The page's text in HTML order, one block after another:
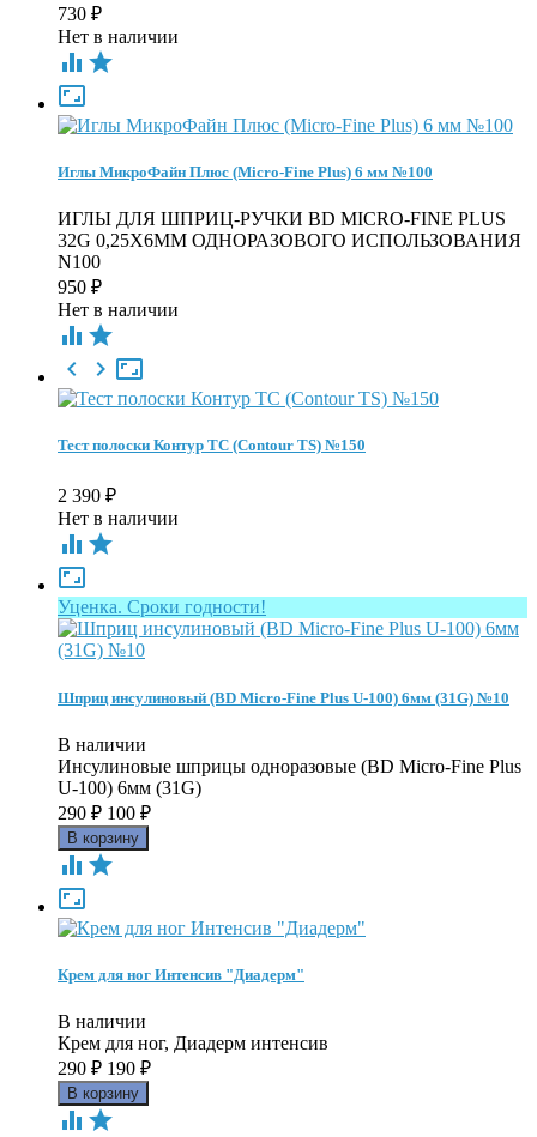
730 ₽
Нет в наличии
 

Иглы МикроФайн Плюс (Micro-Fine Plus) 6 мм №100
ИГЛЫ ДЛЯ ШПРИЦ-РУЧКИ BD MICRO-FINE PLUS
32G 0,25Х6ММ ОДНОРАЗОВОГО ИСПОЛЬЗОВАНИЯ
N100
950 ₽
Нет в наличии
 

 
Тест полоски Контур ТС (Contour TS) №150
2 390 ₽
Нет в наличии
 

Уценка. Сроки годности!
Шприц инсулиновый (BD Micro-Fine Plus U-100) 6мм (31G) №10
В наличии
Инсулиновые шприцы одноразовые (BD Micro-Fine Plus
U-100) 6мм (31G)
290 ₽ 100 ₽
 

Крем для ног Интенсив "Диадерм"
В наличии
Крем для ног, Диадерм интенсив
290 ₽ 190 ₽
 